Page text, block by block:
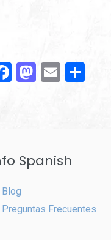
Facebook
Mastodon
Email
Spanish
Blog
Preguntas Frecuentes